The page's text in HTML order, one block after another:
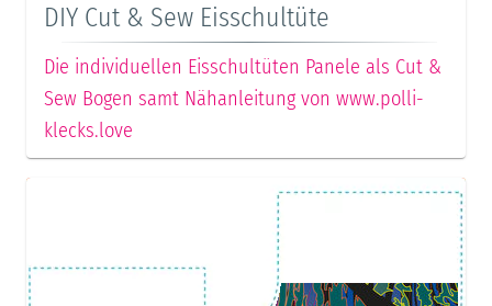
DIY Cut & Sew Eisschultüte
Die individuellen Eisschultüten Panele als Cut &
Sew Bogen samt Nähanleitung von www.polli-
klecks.love